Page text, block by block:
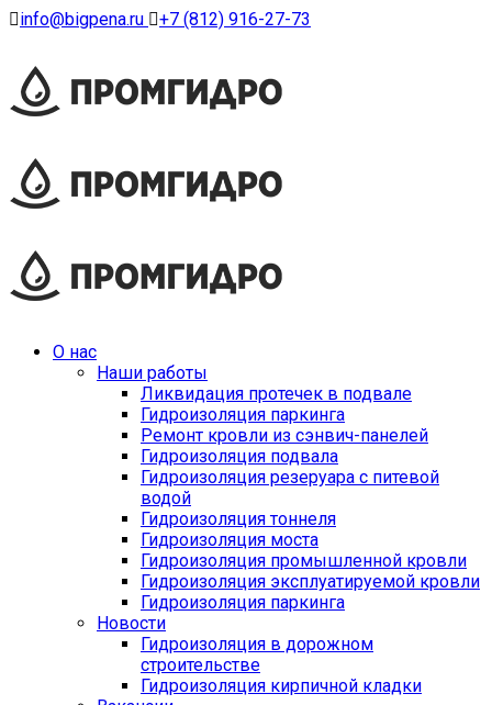
info@bigpena.ru +7 (812) 916-27-73
О нас
Наши работы
Ликвидация протечек в подвале
Гидроизоляция паркинга
Ремонт кровли из сэнвич-панелей
Гидроизоляция подвала
Гидроизоляция резеруара с питевой
водой
Гидроизоляция тоннеля
Гидроизоляция моста
Гидроизоляция промышленной кровли
Гидроизоляция эксплуатируемой кровли
Гидроизоляция паркинга
Новости
Гидроизоляция в дорожном
строительстве
Гидроизоляция кирпичной кладки